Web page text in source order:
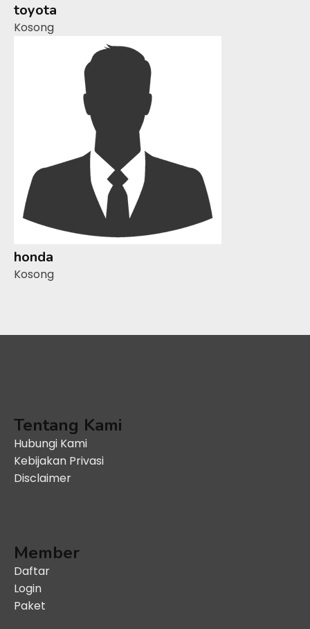
toyota
Kosong
honda
Kosong
Tentang Kami
Hubungi Kami
Kebijakan Privasi
Disclaimer
Member
Daftar
Login
Paket